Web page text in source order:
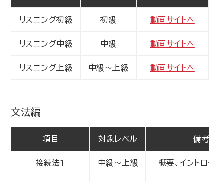
リスニング初級 初級 動画サイトへ
リスニング中級 中級 動画サイトへ
リスニング上級 中級～上級 動画サイトへ
文法編
項目 対象レベル 備考
接続法1 中級～上級 概要、イントロダ